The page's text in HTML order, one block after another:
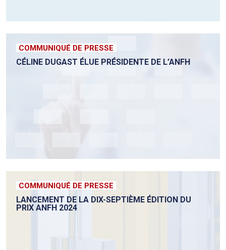
COMMUNIQUÉ DE PRESSE
CÉLINE DUGAST ÉLUE PRÉSIDENTE DE L’ANFH
COMMUNIQUÉ DE PRESSE
LANCEMENT DE LA DIX-SEPTIÈME ÉDITION DU
PRIX ANFH 2024